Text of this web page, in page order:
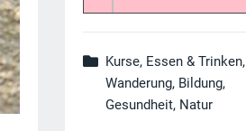
Kurse, Essen & Trinken,
Wanderung, Bildung,
Gesundheit, Natur